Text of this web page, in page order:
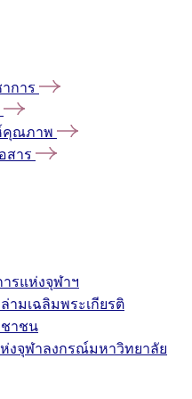
การ
คุณภาพ
สาร
รแห่งจุฬาฯ
ามเฉลิมพระเกียรติ
ชาชน
งจุฬาลงกรณ์มหาวิทยาลัย